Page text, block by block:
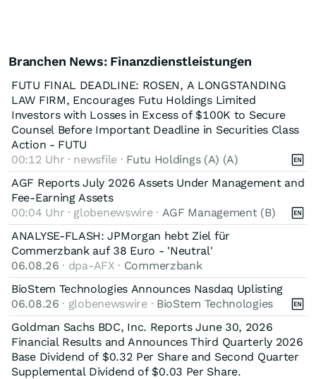
Branchen News: Finanzdienstleistungen
FUTU FINAL DEADLINE: ROSEN, A LONGSTANDING
LAW FIRM, Encourages Futu Holdings Limited
Investors with Losses in Excess of $100K to Secure
Counsel Before Important Deadline in Securities Class
Action - FUTU
00:12 Uhr · newsfile · Futu Holdings (A) (A)
AGF Reports July 2026 Assets Under Management and
Fee-Earning Assets
00:04 Uhr · globenewswire · AGF Management (B)
ANALYSE-FLASH: JPMorgan hebt Ziel für
Commerzbank auf 38 Euro - 'Neutral'
06.08.26 · dpa-AFX · Commerzbank
BioStem Technologies Announces Nasdaq Uplisting
06.08.26 · globenewswire · BioStem Technologies
Goldman Sachs BDC, Inc. Reports June 30, 2026
Financial Results and Announces Third Quarterly 2026
Base Dividend of $0.32 Per Share and Second Quarter
Supplemental Dividend of $0.03 Per Share.